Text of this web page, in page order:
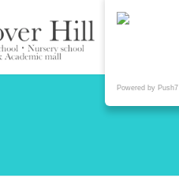
Powered by Push7